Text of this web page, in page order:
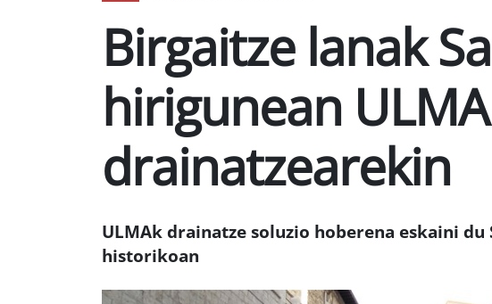
Birgaitze lanak
hirigunean ULMA
drainatzearekin
ULMAk drainatze soluzio hoberena eskaini
historikoan